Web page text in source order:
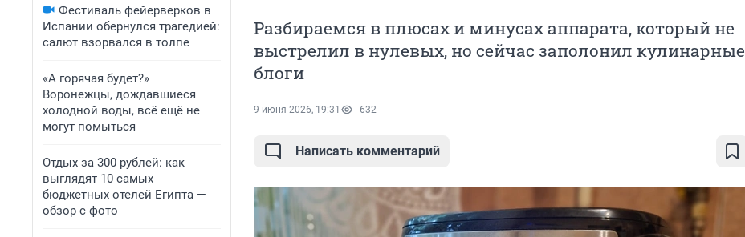
Фестиваль фейерверков в
Испании обернулся трагедией:
салют взорвался в толпе
«А горячая будет?»
Воронежцы, дождавшиеся
холодной воды, всё ещё не
могут помыться
Отдых за 300 рублей: как
выглядят 10 самых
бюджетных отелей Египта —
обзор с фото
Разбираемся в плюсах и минусах аппарата, который не
выстрелил в нулевых, но сейчас заполонил кулинарные
блоги
9 июня 2026, 19:31 632
Написать комментарий